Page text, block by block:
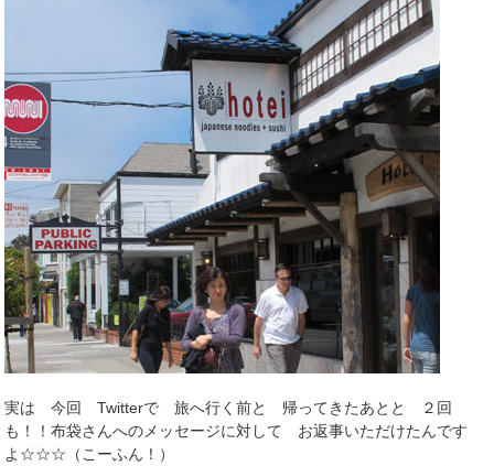
実は 今回 Twitterで 旅へ行く前と 帰ってきたあとと ２回
も！！布袋さんへのメッセージに対して お返事いただけたんです
よ☆☆☆（こーふん！）